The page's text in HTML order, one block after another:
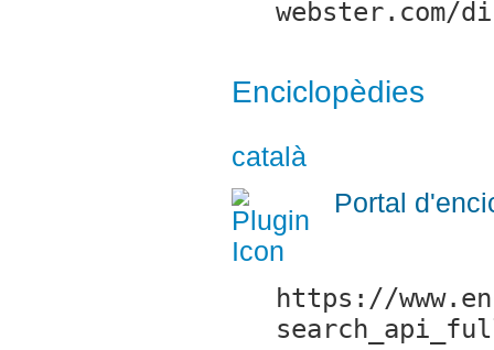
webster.com/
Enciclopèdies
català
Portal
https://